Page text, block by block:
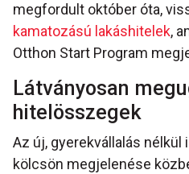
megfordult október óta,
kamatozású lakáshitelek,
Otthon Start Program
Látványosan
hitelösszegek
Az új, gyerekvállalás
kölcsön megjelenése